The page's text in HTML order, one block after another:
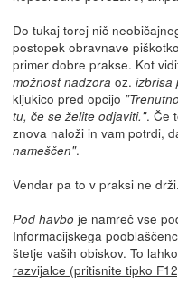
Do tukaj torej nič
postopek obravnave
primer dobre prakse. Kot
možnost nadzora oz. izbrisa
kljukico pred opcijo
tu, če se želite odjaviti.". Če
znova naloži in vam potrdi,
nameščen".
Vendar pa to v praksi ne drži.
Pod havbo je namreč vse
Informacijskega
štetje vaših obiskov. To
razvijalce (pritisnite tipko